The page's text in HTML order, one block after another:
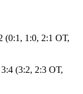
(0:1, 1:0, 2:1 ОТ,
(3:2, 2:3 ОТ,